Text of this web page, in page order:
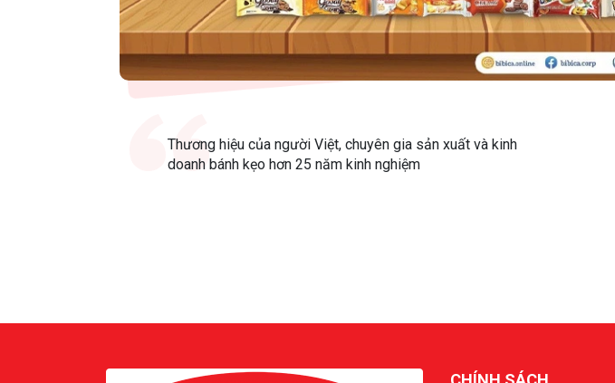
Thương hiệu của người Việt, chuyên gia sản xuất và kinh
doanh bánh kẹo hơn 25 năm kinh nghiệm